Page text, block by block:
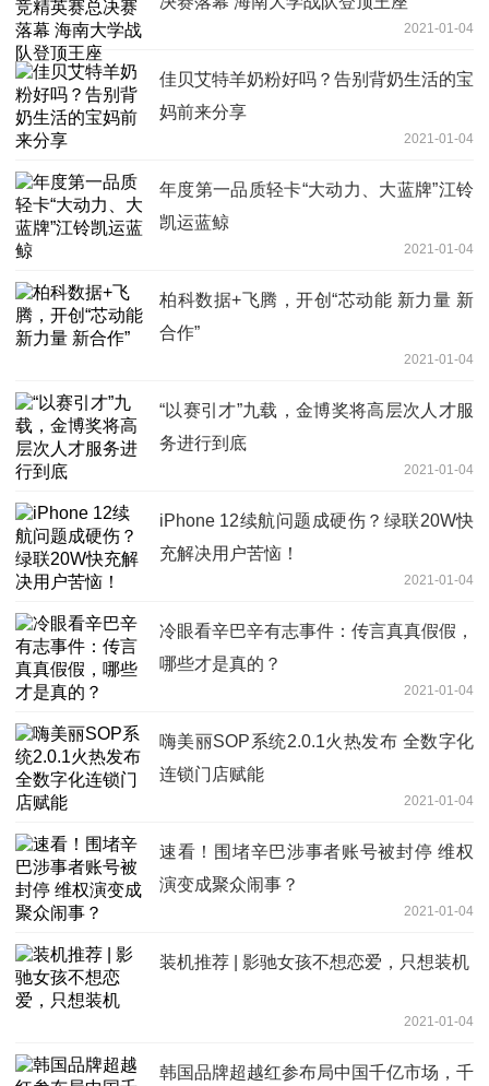
2021-01-04
佳贝艾特羊奶粉好吗？告别背奶生活的宝
妈前来分享
2021-01-04
年度第一品质轻卡“大动力、大蓝牌”江铃
凯运蓝鲸
2021-01-04
柏科数据+飞腾，开创“芯动能 新力量 新
合作”
2021-01-04
“以赛引才”九载，金博奖将高层次人才服
务进行到底
2021-01-04
iPhone 12续航问题成硬伤？绿联20W快
充解决用户苦恼！
2021-01-04
冷眼看辛巴辛有志事件：传言真真假假，
哪些才是真的？
2021-01-04
嗨美丽SOP系统2.0.1火热发布 全数字化
连锁门店赋能
2021-01-04
速看！围堵辛巴涉事者账号被封停 维权
演变成聚众闹事？
2021-01-04
装机推荐 | 影驰女孩不想恋爱，只想装机
2021-01-04
韩国品牌超越红参布局中国千亿市场，千